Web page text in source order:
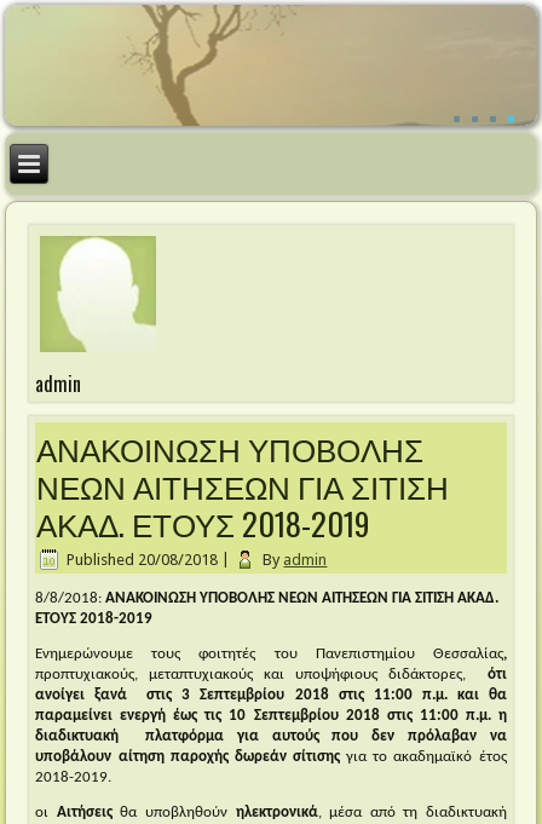
admin
ΑΝΑΚΟΙΝΩΣΗ ΥΠΟΒΟΛΗΣ
ΝΕΩΝ ΑΙΤΗΣΕΩΝ ΓΙΑ ΣΙΤΙΣΗ
ΑΚΑΔ. ΕΤΟΥΣ 2018-2019
Published 20/08/2018 By admin
8/8/2018: ΑΝΑΚΟΙΝΩΣΗ ΥΠΟΒΟΛΗΣ ΝΕΩΝ ΑΙΤΗΣΕΩΝ ΓΙΑ ΣΙΤΙΣΗ ΑΚΑΔ.
ΕΤΟΥΣ 2018-2019
Ενημερώνουμε τους φοιτητές του Πανεπιστημίου Θεσσαλίας,
προπτυχιακούς, μεταπτυχιακούς και υποψήφιους διδάκτορες, ότι
ανοίγει ξανά στις 3 Σεπτεμβρίου 2018 στις 11:00 π.μ. και θα
παραμείνει ενεργή έως τις 10 Σεπτεμβρίου 2018 στις 11:00 π.μ. η
διαδικτυακή πλατφόρμα για αυτούς που δεν πρόλαβαν να
υποβάλουν αίτηση παροχής δωρεάν σίτισηςγια το ακαδημαϊκό έτος
2018-2019.
οι Αιτήσειςθα υποβληθούν ηλεκτρονικά, μέσα από τη διαδικτυακή